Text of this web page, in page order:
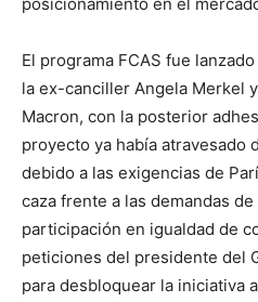
posicionamiento en el
El programa FCAS fue
la ex-canciller Angela Merkel
Macron, con la posterior
proyecto ya había atravesado
debido a las exigencias de
caza frente a las demandas
participación en igualdad de
peticiones del presidente del
para desbloquear la iniciativa